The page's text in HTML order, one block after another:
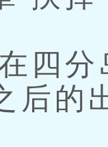
四分
后的